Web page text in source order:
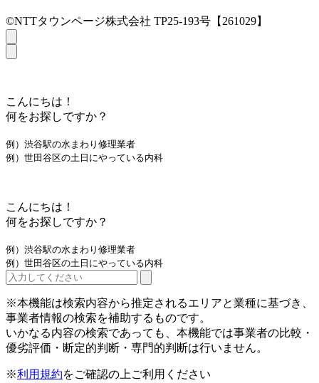
©NTTタウンページ株式会社 TP25-193号【261029】
こんにちは！
何をお探しですか？
例）渋谷駅の水まわり修理業者
例）世田谷区の土日にやっている内科
こんにちは！
何をお探しですか？
例）渋谷駅の水まわり修理業者
例）世田谷区の土日にやっている内科
※本機能は検索内容から推定されるエリアと業種に基づき、
事業者情報の検索を補助するものです。
いかなる内容の検索であっても、本機能では事業者の比較・
優劣評価・断定的判断・専門的判断は行いません。
※利用規約をご確認の上ご利用ください